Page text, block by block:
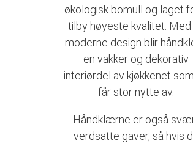
økologisk bomull og laget
tilby høyeste kvalitet.
moderne design blir
en vakker og dekorativ
interiørdel av kjøkkenet
får stor nytte av.
Håndklærne er også
verdsatte gaver, så hvis